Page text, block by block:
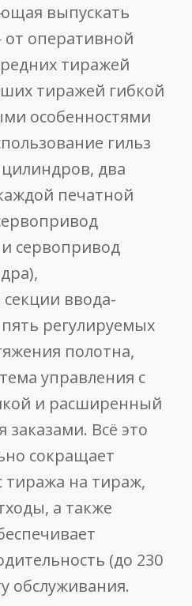
выпускать
оперативной
тиражей
тиражей гибкой
особенностями
гильз
два
печатной
сервопривод
ввода-
регулируемых
полотна,
управления с
и расширенный
заказами. Всё это
сокращает
тиража на тираж,
а также
(до 230
обслуживания.